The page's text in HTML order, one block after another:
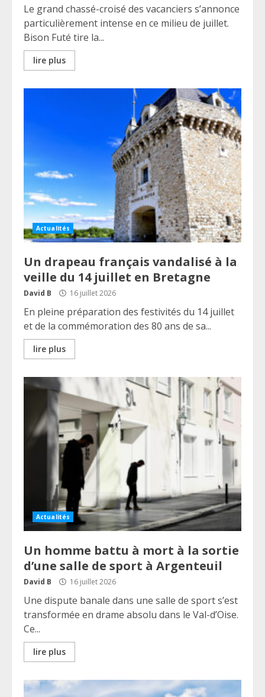
Le grand chassé-croisé des vacanciers s’annonce
particulièrement intense en ce milieu de juillet.
Bison Futé tire la...
lire plus
Actualités
Un drapeau français vandalisé à la
veille du 14 juillet en Bretagne
David B 16 juillet 2026
En pleine préparation des festivités du 14 juillet
et de la commémoration des 80 ans de sa...
lire plus
Actualités
Un homme battu à mort à la sortie
d’une salle de sport à Argenteuil
David B 16 juillet 2026
Une dispute banale dans une salle de sport s’est
transformée en drame absolu dans le Val-d’Oise.
Ce...
lire plus